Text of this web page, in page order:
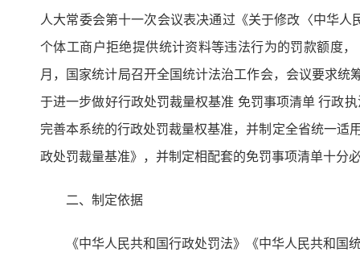
人大常委会第十一次会议表决通过《关于修改〈中华
个体工商户拒绝提供统计资料等违法行为的罚款额度
月，国家统计局召开全国统计法治工作会，会议要求
于进一步做好行政处罚裁量权基准 免罚事项清单 行政
完善本系统的行政处罚裁量权基准，并制定全省统一适
政处罚裁量基准》，并制定相配套的免罚事项清单十分
二、制定依据
《中华人民共和国行政处罚法》《中华人民共和